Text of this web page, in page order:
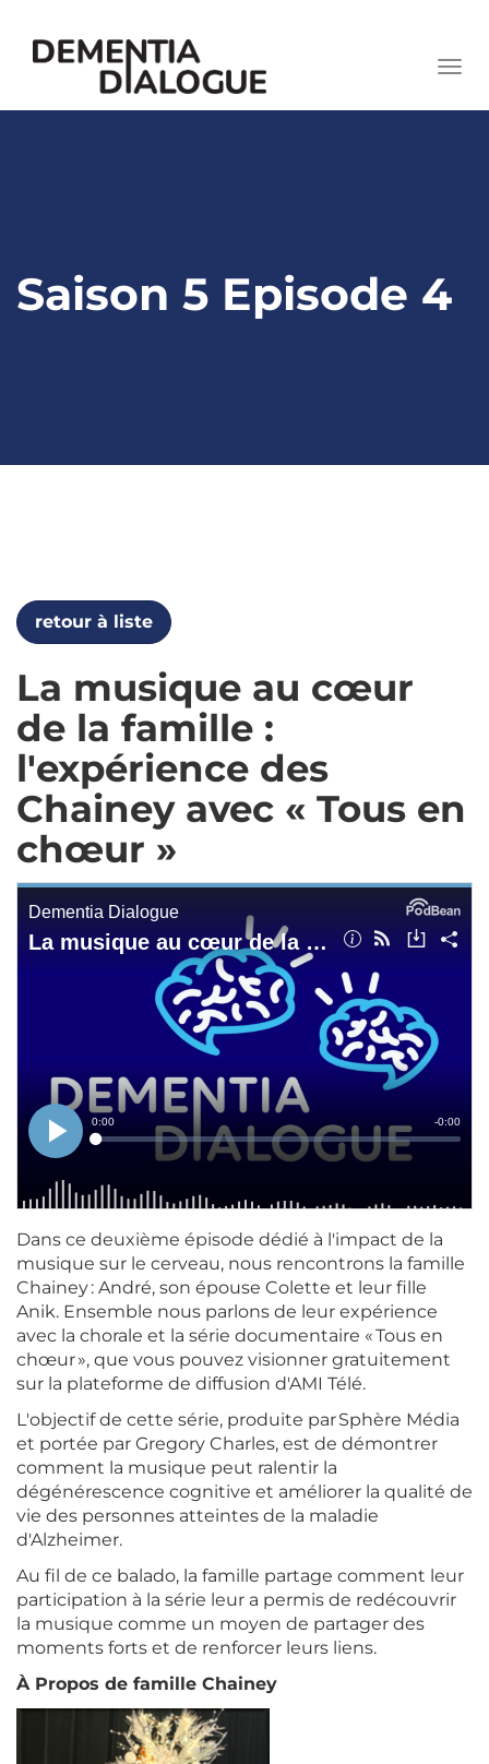
skip
to
Saison 5 Episode 4
retour à liste
La musique au cœur
de la famille :
l'expérience des
Chainey avec « Tous en
chœur »
Dans ce deuxième épisode dédié à l'impact de la
musique sur le cerveau, nous rencontrons la famille
Chainey : André, son épouse Colette et leur fille
Anik. Ensemble nous parlons de leur expérience
avec la chorale et la série documentaire « Tous en
chœur », que vous pouvez visionner gratuitement
sur la plateforme de diffusion d'AMI Télé.
L'objectif de cette série, produite par Sphère Média
et portée par Gregory Charles, est de démontrer
comment la musique peut ralentir la
dégénérescence cognitive et améliorer la qualité de
vie des personnes atteintes de la maladie
d'Alzheimer.
Au fil de ce balado, la famille partage comment leur
participation à la série leur a permis de redécouvrir
la musique comme un moyen de partager des
moments forts et de renforcer leurs liens.
À Propos de famille Chainey